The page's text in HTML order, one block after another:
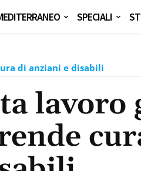
SPECIALI
di anziani e disabili
lavoro